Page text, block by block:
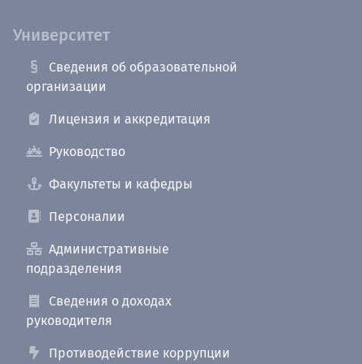
Университет
Сведения об образовательной
организации
Лицензия и аккредитация
Руководство
Факультеты и кафедры
Персоналии
Административные
подразделения
Сведения о доходах
руководителя
Противодействие коррупции